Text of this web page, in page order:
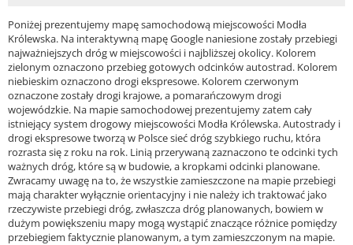
Poniżej prezentujemy mapę samochodową miejscowości Modła
Królewska. Na interaktywną mapę Google naniesione zostały przebiegi
najważniejszych dróg w miejscowości i najbliższej okolicy. Kolorem
zielonym oznaczono przebieg gotowych odcinków autostrad. Kolorem
niebieskim oznaczono drogi ekspresowe. Kolorem czerwonym
oznaczone zostały drogi krajowe, a pomarańczowym drogi
wojewódzkie. Na mapie samochodowej prezentujemy zatem cały
istniejący system drogowy miejscowości Modła Królewska. Autostrady i
drogi ekspresowe tworzą w Polsce sieć dróg szybkiego ruchu, która
rozrasta się z roku na rok. Linią przerywaną zaznaczono te odcinki tych
ważnych dróg, które są w budowie, a kropkami odcinki planowane.
Zwracamy uwagę na to, że wszystkie zamieszczone na mapie przebiegi
mają charakter wyłącznie orientacyjny i nie należy ich traktować jako
rzeczywiste przebiegi dróg, zwłaszcza dróg planowanych, bowiem w
dużym powiększeniu mapy mogą wystąpić znaczące różnice pomiędzy
przebiegiem faktycznie planowanym, a tym zamieszczonym na mapie.